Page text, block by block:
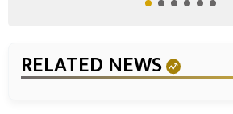
RELATED NEWS